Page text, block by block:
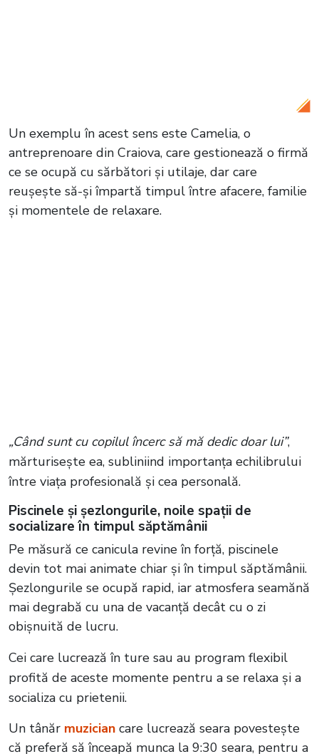
Un exemplu în acest sens este Camelia, o
antreprenoare din Craiova, care gestionează o firmă
ce se ocupă cu sărbători și utilaje, dar care
reușește să-și împartă timpul între afacere, familie
și momentele de relaxare.
„Când sunt cu copilul încerc să mă dedic doar lui”,
mărturisește ea, subliniind importanța echilibrului
între viața profesională și cea personală.
Piscinele și șezlongurile, noile spații de
socializare în timpul săptămânii
Pe măsură ce canicula revine în forță, piscinele
devin tot mai animate chiar și în timpul săptămânii.
Șezlongurile se ocupă rapid, iar atmosfera seamănă
mai degrabă cu una de vacanță decât cu o zi
obișnuită de lucru.
Cei care lucrează în ture sau au program flexibil
profită de aceste momente pentru a se relaxa și a
socializa cu prietenii.
Un tânăr muzician care lucrează seara povestește
că preferă să înceapă munca la 9:30 seara, pentru a